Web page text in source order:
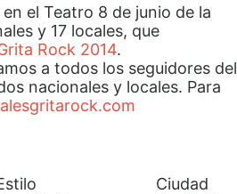
el Teatro 8 de junio de la
y 17 locales, que
Rock 2014.
a todos los seguidores del
nacionales y locales. Para
Ciudad